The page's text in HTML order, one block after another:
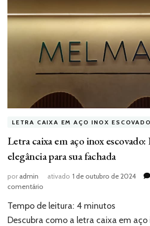
LETRA CAIXA EM AÇO INOX ESCOVADO
Letra caixa em aço inox
elegância para sua fachada
poradmin ativado 1 de outubro de 2024
comentário
caixa
em
Tempo de leitura: 4 minutos
Descubra como a letra caixa em